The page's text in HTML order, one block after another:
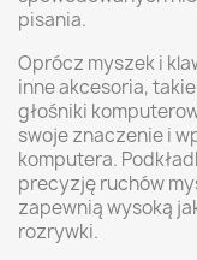
pisania.
Oprócz myszek i
inne akcesoria,
głośniki
swoje znaczenie i
komputera.
precyzję ruchów
zapewnią wysoką
rozrywki.